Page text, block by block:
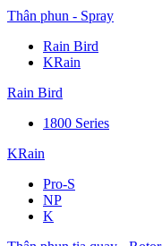
Thân phun - Spray
Rain Bird
KRain
Rain Bird
1800 Series
KRain
Pro-S
NP
K